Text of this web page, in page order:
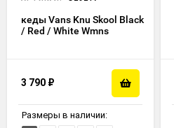
кеды Vans Knu Skool Black
/ Red / White Wmns
3 790 ₽
Размеры в наличии: